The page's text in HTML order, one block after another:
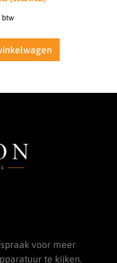
btw
voor meer
te kijken.